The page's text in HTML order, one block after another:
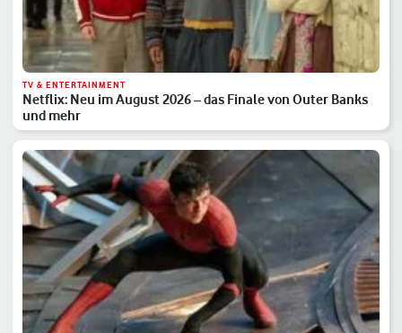
TV & ENTERTAINMENT
Netflix: Neu im August 2026 – das Finale von Outer Banks
und mehr